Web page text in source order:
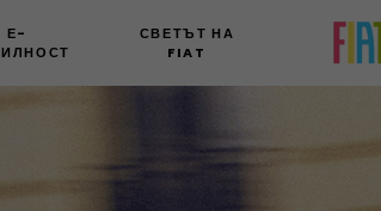
Е-
СВЕТЪТ НА
FIAT